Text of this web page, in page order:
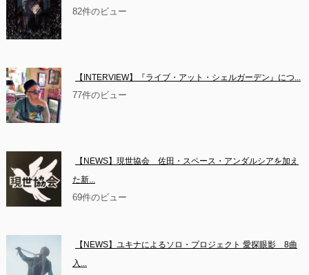
82件のビュー
【INTERVIEW】『ライブ・アット・シェルガーデン』につ...
77件のビュー
【NEWS】現世協会　佐田・スペース・アンダルシアを加え
た新...
69件のビュー
【NEWS】ユキナによるソロ・プロジェクト 愛探眼影　8曲
入...